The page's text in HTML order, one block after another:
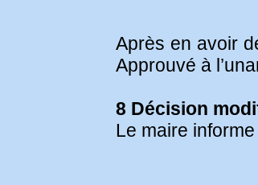
Après en avoir
Approuvé à
8 Décision
Le maire